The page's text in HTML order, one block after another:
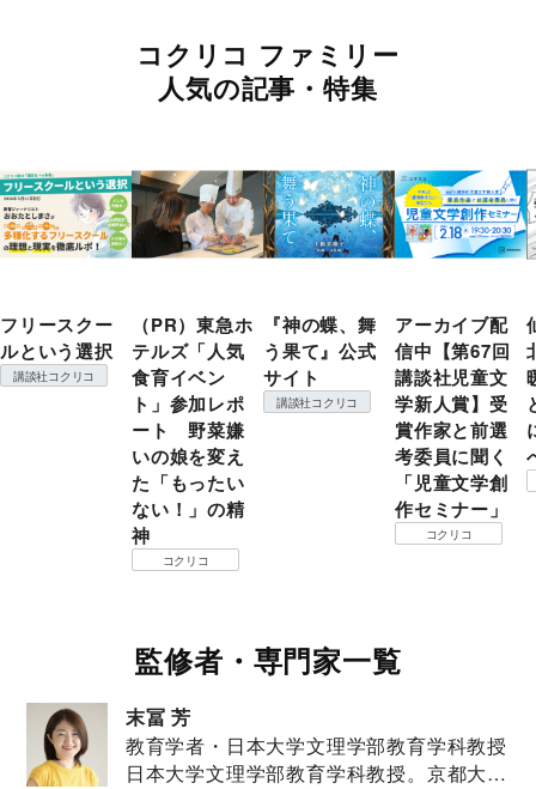
コクリコ ファミリー
人気の記事・特集
フリースクー
ルという選択
講談社コクリコ
（PR）東急ホ
テルズ「人気
食育イベン
ト」参加レポ
ート 野菜嫌
いの娘を変え
た「もったい
ない！」の精
神
コクリコ
『神の蝶、舞
う果て』公式
サイト
講談社コクリコ
アーカイブ配
信中【第67回
講談社児童文
学新人賞】受
賞作家と前選
考委員に聞く
「児童文学創
作セミナー」
コクリコ
監修者・専門家一覧
末冨 芳
教育学者・日本大学文理学部教育学科教授
日本大学文理学部教育学科教授。京都大学